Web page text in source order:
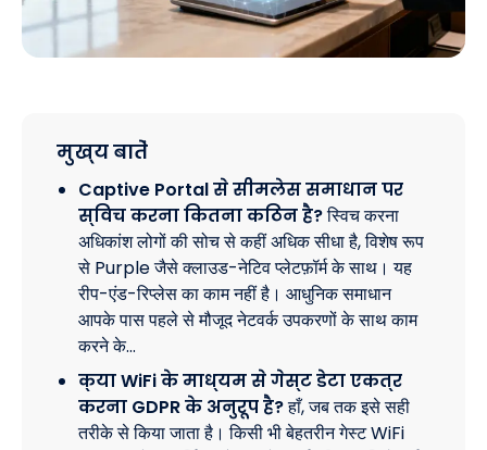
मुख्य बातें
Captive Portal से सीमलेस समाधान पर
स्विच करना कितना कठिन है?स्विच करना
अधिकांश लोगों की सोच से कहीं अधिक सीधा है, विशेष रूप
से Purple जैसे क्लाउड-नेटिव प्लेटफ़ॉर्म के साथ। यह
रीप-एंड-रिप्लेस का काम नहीं है। आधुनिक समाधान
आपके पास पहले से मौजूद नेटवर्क उपकरणों के साथ काम
करने के…
क्या WiFi के माध्यम से गेस्ट डेटा एकत्र
करना GDPR के अनुरूप है?हाँ, जब तक इसे सही
तरीके से किया जाता है। किसी भी बेहतरीन गेस्ट WiFi